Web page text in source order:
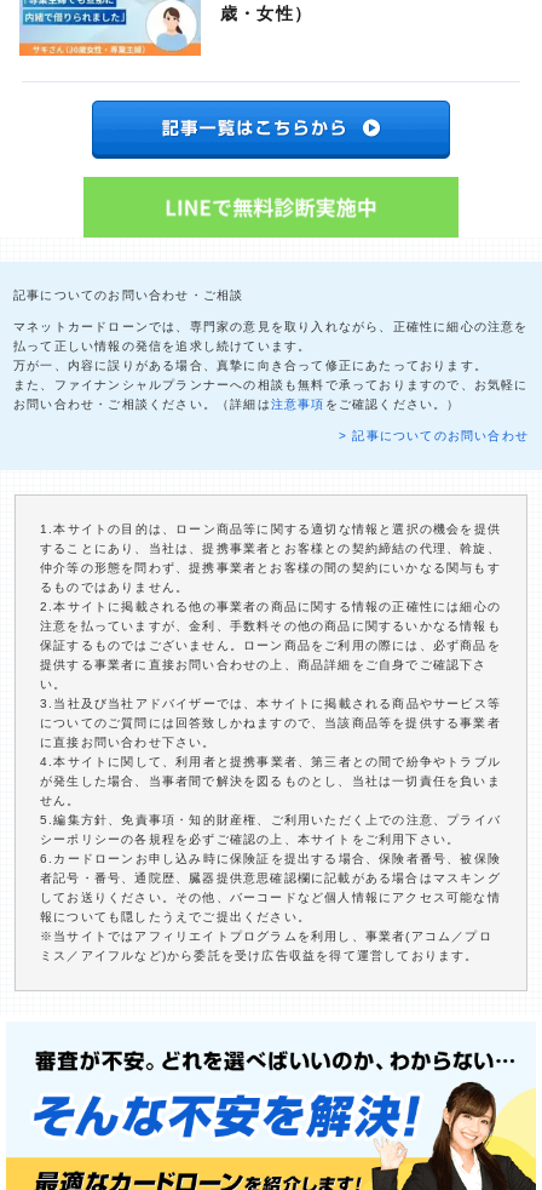
歳・女性）
記事についてのお問い合わせ・ご相談
マネットカードローンでは、専門家の意見を取り入れながら、正確性に細心の注意を
払って正しい情報の発信を追求し続けています。
万が一、内容に誤りがある場合、真摯に向き合って修正にあたっております。
また、ファイナンシャルプランナーへの相談も無料で承っておりますので、お気軽に
お問い合わせ・ご相談ください。（詳細は注意事項 をご確認ください。）
> 記事についてのお問い合わせ
1.本サイトの目的は、ローン商品等に関する適切な情報と選択の機会を提供
することにあり、当社は、提携事業者とお客様との契約締結の代理、斡旋、
仲介等の形態を問わず、提携事業者とお客様の間の契約にいかなる関与もす
るものではありません。
2.本サイトに掲載される他の事業者の商品に関する情報の正確性には細心の
注意を払っていますが、金利、手数料その他の商品に関するいかなる情報も
保証するものではございません。ローン商品をご利用の際には、必ず商品を
提供する事業者に直接お問い合わせの上、商品詳細をご自身でご確認下さ
い。
3.当社及び当社アドバイザーでは、本サイトに掲載される商品やサービス等
についてのご質問には回答致しかねますので、当該商品等を提供する事業者
に直接お問い合わせ下さい。
4.本サイトに関して、利用者と提携事業者、第三者との間で紛争やトラブル
が発生した場合、当事者間で解決を図るものとし、当社は一切責任を負いま
せん。
5.編集方針、免責事項・知的財産権、ご利用いただく上での注意、プライバ
シーポリシーの各規程を必ずご確認の上、本サイトをご利用下さい。
6.カードローンお申し込み時に保険証を提出する場合、保険者番号、被保険
者記号・番号、通院歴、臓器提供意思確認欄に記載がある場合はマスキング
してお送りください。その他、バーコードなど個人情報にアクセス可能な情
報についても隠したうえでご提出ください。
※当サイトではアフィリエイトプログラムを利用し、事業者(アコム／プロ
ミス／アイフルなど)から委託を受け広告収益を得て運営しております。